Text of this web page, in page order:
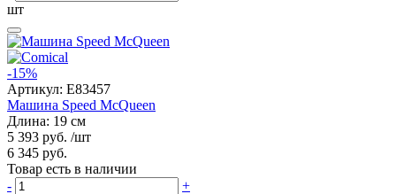
шт
-15%
Артикул: E83457
Машина Speed McQueen
Длина: 19 см
5 393 руб. /шт
6 345 руб.
Товар есть в наличии
-
+